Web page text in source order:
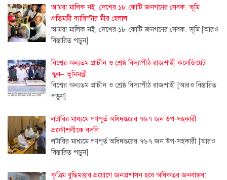
আমরা মালিক নই, দেশের ১৮ কোটি জনগণের সেবক: ভূমি
প্রতিমন্ত্রী ব্যারিস্টার মীর হেলাল
আমরা মালিক নই, দেশের ১৮ কোটি জনগণের সেবক: ভূমি [আরও
বিস্তারিত পড়ুন]
বিশ্বের অন্যতম প্রাচীন ও শ্রেষ্ঠ বিদ্যাপীঠ রাজশাহী কলেজিয়েট
স্কুল– ভূমিমন্ত্রী
বিশ্বের অন্যতম প্রাচীন ও শ্রেষ্ঠ বিদ্যাপীঠ রাজশাহী [আরও বিস্তারিত
পড়ুন]
লটারির মাধ্যমে গণপূর্ত অধিদপ্তরের ৭৬৭ জন উপ-সহকারী
প্রকৌশলীকে বদলি
লটারির মাধ্যমে গণপূর্ত অধিদপ্তরের ৭৬৭ জন উপ-সহকারী [আরও
বিস্তারিত পড়ুন]
কৃত্রিম বুদ্ধিমত্তার প্রয়োগে জনপ্রশাসন হবে অধিকতর জনবান্ধব: